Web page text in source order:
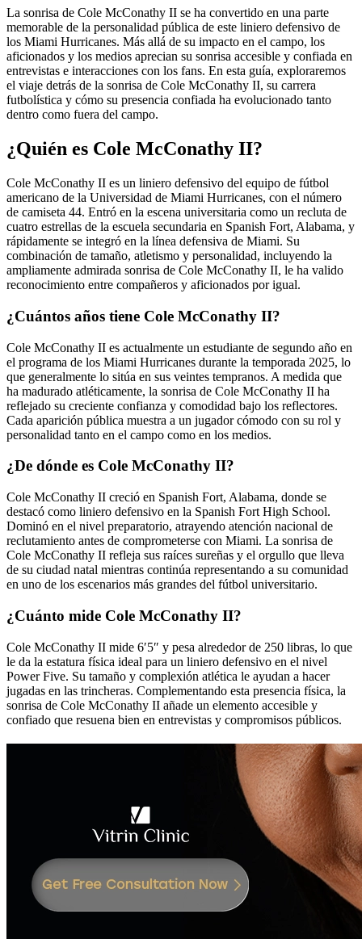
La sonrisa de Cole McConathy II se ha convertido en una parte
memorable de la personalidad pública de este liniero defensivo de
los Miami Hurricanes. Más allá de su impacto en el campo, los
aficionados y los medios aprecian su sonrisa accesible y confiada en
entrevistas e interacciones con los fans. En esta guía, exploraremos
el viaje detrás de la sonrisa de Cole McConathy II, su carrera
futbolística y cómo su presencia confiada ha evolucionado tanto
dentro como fuera del campo.
¿Quién es Cole McConathy II?
Cole McConathy II es un liniero defensivo del equipo de fútbol
americano de la Universidad de Miami Hurricanes, con el número
de camiseta 44. Entró en la escena universitaria como un recluta de
cuatro estrellas de la escuela secundaria en Spanish Fort, Alabama, y
rápidamente se integró en la línea defensiva de Miami. Su
combinación de tamaño, atletismo y personalidad, incluyendo la
ampliamente admirada sonrisa de Cole McConathy II, le ha valido
reconocimiento entre compañeros y aficionados por igual.
¿Cuántos años tiene Cole McConathy II?
Cole McConathy II es actualmente un estudiante de segundo año en
el programa de los Miami Hurricanes durante la temporada 2025, lo
que generalmente lo sitúa en sus veintes tempranos. A medida que
ha madurado atléticamente, la sonrisa de Cole McConathy II ha
reflejado su creciente confianza y comodidad bajo los reflectores.
Cada aparición pública muestra a un jugador cómodo con su rol y
personalidad tanto en el campo como en los medios.
¿De dónde es Cole McConathy II?
Cole McConathy II creció en Spanish Fort, Alabama, donde se
destacó como liniero defensivo en la Spanish Fort High School.
Dominó en el nivel preparatorio, atrayendo atención nacional de
reclutamiento antes de comprometerse con Miami. La sonrisa de
Cole McConathy II refleja sus raíces sureñas y el orgullo que lleva
de su ciudad natal mientras continúa representando a su comunidad
en uno de los escenarios más grandes del fútbol universitario.
¿Cuánto mide Cole McConathy II?
Cole McConathy II mide 6′5″ y pesa alrededor de 250 libras, lo que
le da la estatura física ideal para un liniero defensivo en el nivel
Power Five. Su tamaño y complexión atlética le ayudan a hacer
jugadas en las trincheras. Complementando esta presencia física, la
sonrisa de Cole McConathy II añade un elemento accesible y
confiado que resuena bien en entrevistas y compromisos públicos.